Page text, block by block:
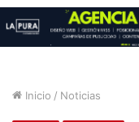
Inicio / Noticias